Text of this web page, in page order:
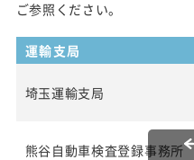
ご参照ください。
運輸支局
埼玉運輸支局
熊谷自動車検査登録事務所